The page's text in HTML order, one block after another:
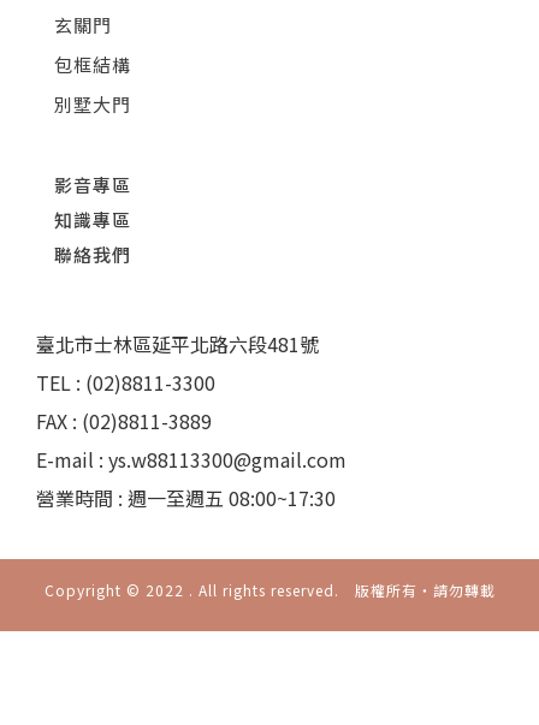
玄關門
包框結構
別墅大門
影音專區
知識專區
聯絡我們
臺北市士林區延平北路六段481號
TEL : (02)8811-3300
FAX : (02)8811-3889
E-mail : ys.w88113300@gmail.com
營業時間 : 週一至週五 08:00~17:30
Copyright © 2022 . All rights reserved. 版權所有‧請勿轉載